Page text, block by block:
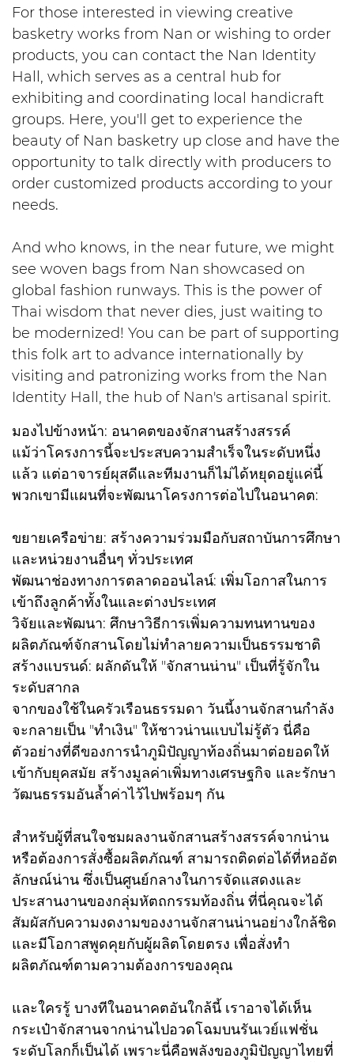
For those interested in viewing creative
basketry works from Nan or wishing to order
products, you can contact the Nan Identity
Hall, which serves as a central hub for
exhibiting and coordinating local handicraft
groups. Here, you'll get to experience the
beauty of Nan basketry up close and have the
opportunity to talk directly with producers to
order customized products according to your
needs.
And who knows, in the near future, we might
see woven bags from Nan showcased on
global fashion runways. This is the power of
Thai wisdom that never dies, just waiting to
be modernized! You can be part of supporting
this folk art to advance internationally by
visiting and patronizing works from the Nan
Identity Hall, the hub of Nan's artisanal spirit.
มองไปข้างหน้า: อนาคตของจักสานสร้างสรรค์
แม้ว่าโครงการนี้จะประสบความสำเร็จในระดับหนึ่ง
แล้ว แต่อาจารย์ผุสดีและทีมงานก็ไม่ได้หยุดอยู่แค่นี้
พวกเขามีแผนที่จะพัฒนาโครงการต่อไปในอนาคต:
ขยายเครือข่าย: สร้างความร่วมมือกับสถาบันการศึกษา
และหน่วยงานอื่นๆ ทั่วประเทศ
พัฒนาช่องทางการตลาดออนไลน์: เพิ่มโอกาสในการ
เข้าถึงลูกค้าทั้งในและต่างประเทศ
วิจัยและพัฒนา: ศึกษาวิธีการเพิ่มความทนทานของ
ผลิตภัณฑ์จักสานโดยไม่ทำลายความเป็นธรรมชาติ
สร้างแบรนด์: ผลักดันให้ "จักสานน่าน" เป็นที่รู้จักใน
ระดับสากล
จากของใช้ในครัวเรือนธรรมดา วันนี้งานจักสานกำลัง
จะกลายเป็น "ทำเงิน" ให้ชาวน่านแบบไม่รู้ตัว นี่คือ
ตัวอย่างที่ดีของการนำภูมิปัญญาท้องถิ่นมาต่อยอดให้
เข้ากับยุคสมัย สร้างมูลค่าเพิ่มทางเศรษฐกิจ และรักษา
วัฒนธรรมอันล้ำค่าไว้ไปพร้อมๆ กัน
สำหรับผู้ที่สนใจชมผลงานจักสานสร้างสรรค์จากน่าน
หรือต้องการสั่งซื้อผลิตภัณฑ์ สามารถติดต่อได้ที่หออัต
ลักษณ์น่าน ซึ่งเป็นศูนย์กลางในการจัดแสดงและ
ประสานงานของกลุ่มหัตถกรรมท้องถิ่น ที่นี่คุณจะได้
สัมผัสกับความงดงามของงานจักสานน่านอย่างใกล้ชิด
และมีโอกาสพูดคุยกับผู้ผลิตโดยตรง เพื่อสั่งทำ
ผลิตภัณฑ์ตามความต้องการของคุณ
และใครรู้ บางทีในอนาคตอันใกล้นี้ เราอาจได้เห็น
กระเป๋าจักสานจากน่านไปอวดโฉมบนรันเวย์แฟชั่น
ระดับโลกก็เป็นได้ เพราะนี่คือพลังของภูมิปัญญาไทยที่